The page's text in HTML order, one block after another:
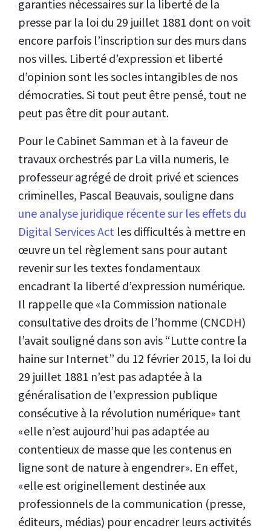
garanties nécessaires sur la liberté de la
presse par la loi du 29 juillet 1881 dont on voit
encore parfois l’inscription sur des murs dans
nos villes. Liberté d’expression et liberté
d’opinion sont les socles intangibles de nos
démocraties. Si tout peut être pensé, tout ne
peut pas être dit pour autant.
Pour le Cabinet Samman et à la faveur de
travaux orchestrés par La villa numeris, le
professeur agrégé de droit privé et sciences
criminelles, Pascal Beauvais, souligne dans
une analyse juridique récente sur les effets du
Digital Services Act les difficultés à mettre en
œuvre un tel règlement sans pour autant
revenir sur les textes fondamentaux
encadrant la liberté d’expression numérique.
Il rappelle que «la Commission nationale
consultative des droits de l’homme (CNCDH)
l’avait souligné dans son avis “Lutte contre la
haine sur Internet” du 12 février 2015, la loi du
29 juillet 1881 n’est pas adaptée à la
généralisation de l’expression publique
consécutive à la révolution numérique» tant
«elle n’est aujourd’hui pas adaptée au
contentieux de masse que les contenus en
ligne sont de nature à engendrer». En effet,
«elle est originellement destinée aux
professionnels de la communication (presse,
éditeurs, médias) pour encadrer leurs activités